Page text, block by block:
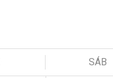
SÁB